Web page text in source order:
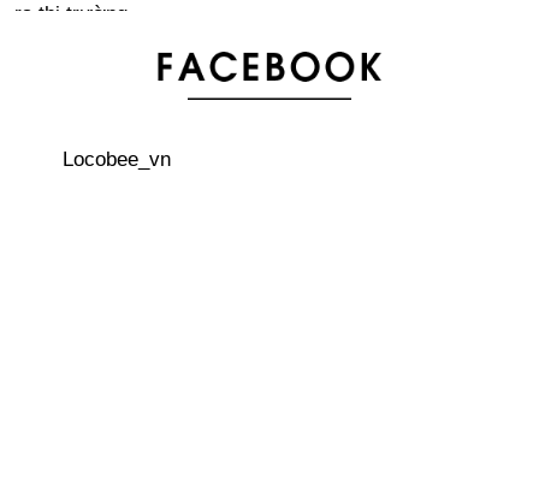
ra thị trường
Chọn màu son và má chuẩn như phái nữ Nhật Bản
Locobee_vn